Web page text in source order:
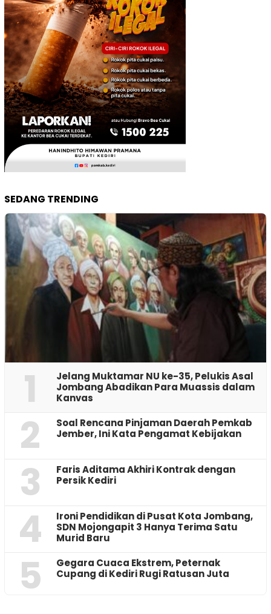
SEDANG TRENDING
1
Jelang Muktamar NU ke-35, Pelukis Asal
Jombang Abadikan Para Muassis dalam
Kanvas
2
‎Soal Rencana Pinjaman Daerah Pemkab
Jember, Ini Kata Pengamat Kebijakan ‎
3
Faris Aditama Akhiri Kontrak dengan
Persik Kediri
4
Ironi Pendidikan di Pusat Kota Jombang,
SDN Mojongapit 3 Hanya Terima Satu
Murid Baru
5
‎Gegara Cuaca Ekstrem, Peternak
Cupang di Kediri Rugi Ratusan Juta